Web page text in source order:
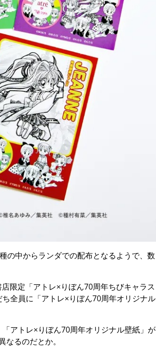
の中からランダでの配布となるようで、数
限定「アトレ×りぼん70周年ちびキャラス
全員に「アトレ×りぼん70周年オリジナル
アトレ×りぼん70周年オリジナル壁紙」が
るのだとか。